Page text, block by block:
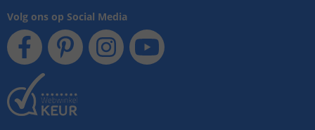
Volg ons op Social Media